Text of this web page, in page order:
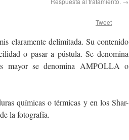
Tweet
claramente delimitada. Su contenido
o pasar a pústula. Se denomina
mayor se denomina AMPOLLA o
químicas o térmicas y en los Shar-
la fotografía.